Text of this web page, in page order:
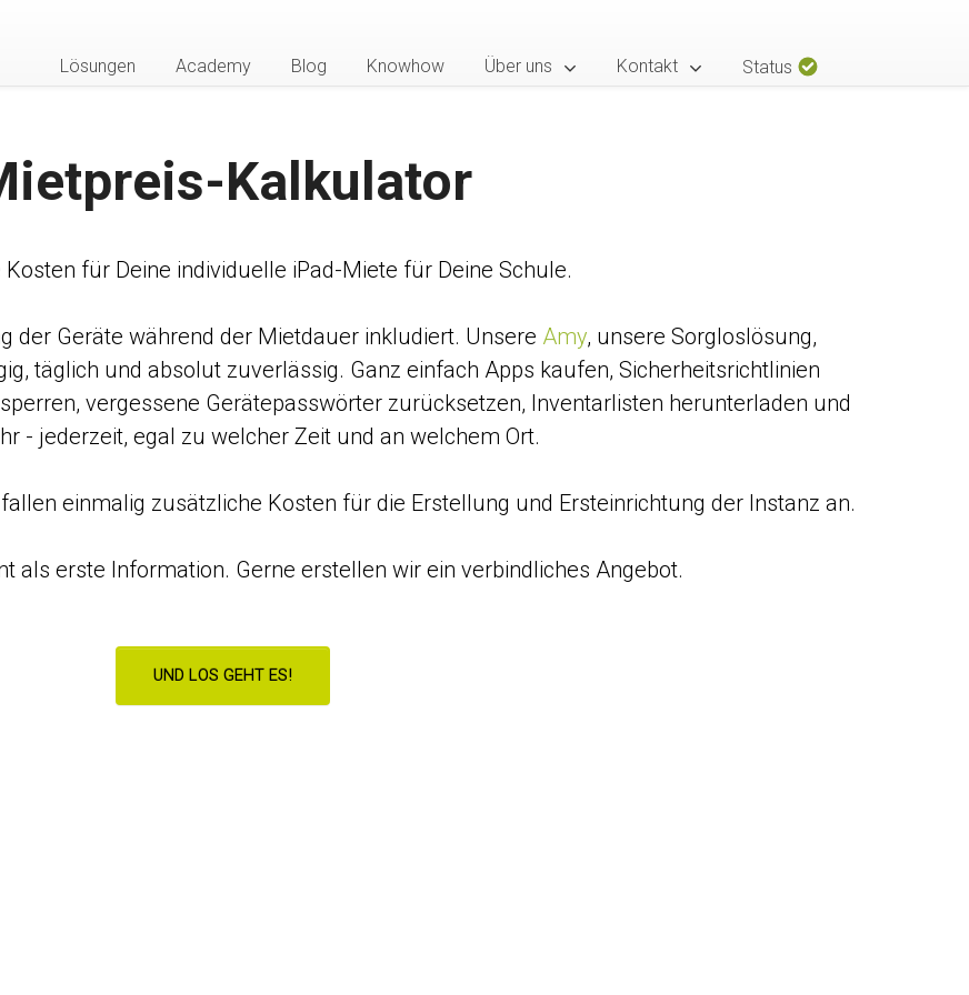
Lösungen Academy Blog Knowhow Über uns Kontakt Status
Kalkulator
Kosten für Deine individuelle iPad-Miete für Deine Schule.
der Geräte während der Mietdauer inkludiert. Unsere Amy, unsere Sorgloslösung,
täglich und absolut zuverlässig. Ganz einfach Apps kaufen, Sicherheitsrichtlinien
vergessene Gerätepasswörter zurücksetzen, Inventarlisten herunterladen und
- jederzeit, egal zu welcher Zeit und an welchem Ort.
einmalig zusätzliche Kosten für die Erstellung und Ersteinrichtung der Instanz an.
als erste Information. Gerne erstellen wir ein verbindliches Angebot.